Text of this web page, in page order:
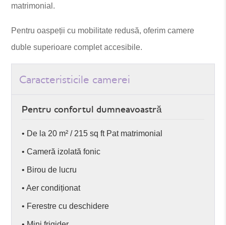
matrimonial.
Pentru oaspeții cu mobilitate redusă, oferim camere
duble superioare complet accesibile.
Caracteristicile camerei
Pentru confortul dumneavoastră
• De la 20 m² / 215 sq ft Pat matrimonial
• Cameră izolată fonic
• Birou de lucru
• Aer condiționat
• Ferestre cu deschidere